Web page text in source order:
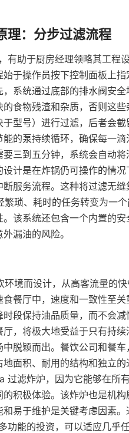
有助于厨房经理领略其工程
于操作员按下控制面板上
系统通过底部的排水阀安
食物残渣和杂质，否则这
型号）进行过滤，后者会
的泵持续循环，确保每一
三到五分钟，系统会自动
计是在炸锅仍可操作的情
服务流程。这种将过滤无
琐、耗时的任务转变为一
该系统还包含一个内置的安
漏油的风险。
境而设计，从高客流量的
餐厅中，速度和一致性至
段保持油品质量，而不会
，将极大地受益于只有持
脱颖而出。餐饮公司和餐
面积、耐用的结构和独立
过滤炸炉，因为它能够在所
积极体验。该炸炉也是机
易于维护是关键考虑因素
功能的投资，可以适应几乎